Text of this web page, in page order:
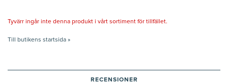
Tyvärr ingår inte denna produkt i vårt sortiment för tillfället.
Till butikens startsida »
RECENSIONER